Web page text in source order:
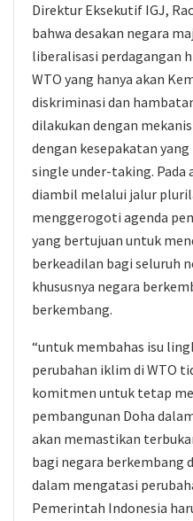
Direktur Eksekutif IGJ,
bahwa desakan negara
liberalisasi perdagangan
WTO yang hanya akan
diskriminasi dan
dilakukan dengan
dengan kesepakatan
single under-taking. Pada
diambil melalui jalur
menggerogoti agenda
yang bertujuan untuk
berkeadilan bagi seluruh
khususnya negara
berkembang.
“untuk membahas isu
perubahan iklim di WTO
komitmen untuk tetap
pembangunan Doha
akan memastikan
bagi negara berkembang
dalam mengatasi
Pemerintah Indonesia